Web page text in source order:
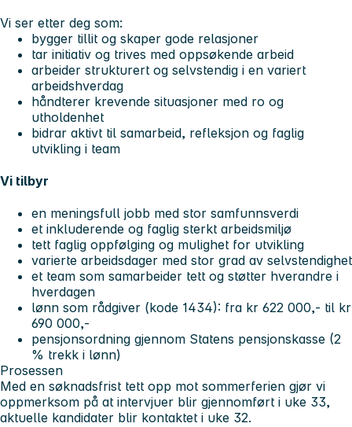
Vi ser etter deg som:
bygger tillit og skaper gode relasjoner
tar initiativ og trives med oppsøkende arbeid
arbeider strukturert og selvstendig i en variert
arbeidshverdag
håndterer krevende situasjoner med ro og
utholdenhet
bidrar aktivt til samarbeid, refleksjon og faglig
utvikling i team
Vi tilbyr
en meningsfull jobb med stor samfunnsverdi
et inkluderende og faglig sterkt arbeidsmiljø
tett faglig oppfølging og mulighet for utvikling
varierte arbeidsdager med stor grad av selvstendighet
et team som samarbeider tett og støtter hverandre i
hverdagen
lønn som rådgiver (kode 1434): fra kr 622 000,- til kr
690 000,-
pensjonsordning gjennom Statens pensjonskasse (2
% trekk i lønn)
Prosessen
Med en søknadsfrist tett opp mot sommerferien gjør vi
oppmerksom på at intervjuer blir gjennomført i uke 33,
aktuelle kandidater blir kontaktet i uke 32.